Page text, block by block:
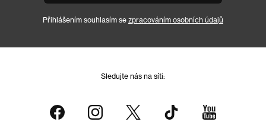
Přihlášením souhlasím se zpracováním osobních údajů
Sledujte nás na síti: